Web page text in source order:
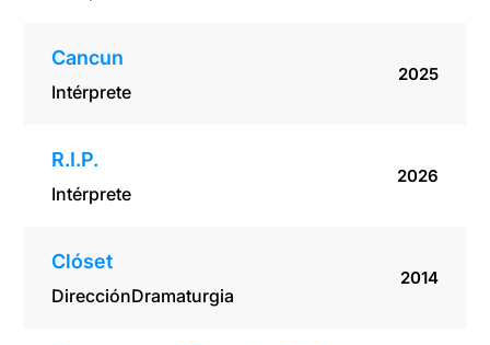
Cancun
Intérprete
2025
R.I.P.
Intérprete
2026
Clóset
DirecciónDramaturgia
2014